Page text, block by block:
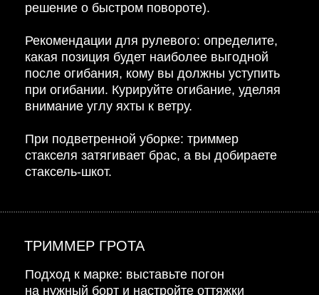
решение о быстром повороте).
Рекомендации для рулевого: определите,
какая позиция будет наиболее выгодной
после огибания, кому вы должны уступить
при огибании. Курируйте огибание, уделяя
внимание углу яхты к ветру.
При подветренной уборке: триммер
стакселя затягивает брас, а вы добираете
стаксель-шкот.
ТРИММЕР ГРОТА
Подход к марке: выставьте погон
на нужный борт и настройте оттяжки